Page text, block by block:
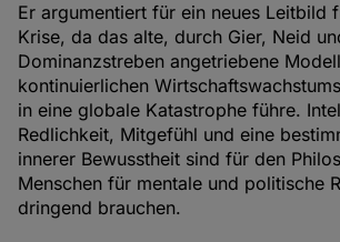
Er argumentiert für ein neues Leitbild
Krise, da das alte, durch Gier, Neid
Dominanzstreben angetriebene
kontinuierlichen
in eine globale Katastrophe führe.
Redlichkeit, Mitgefühl und eine
innerer Bewusstheit sind für den
Menschen für mentale und politische
dringend brauchen.